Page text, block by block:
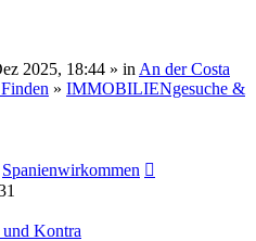
2025, 18:44 » in An der Costa
» IMMOBILIENgesuche &
Spanienwirkommen
Kontra